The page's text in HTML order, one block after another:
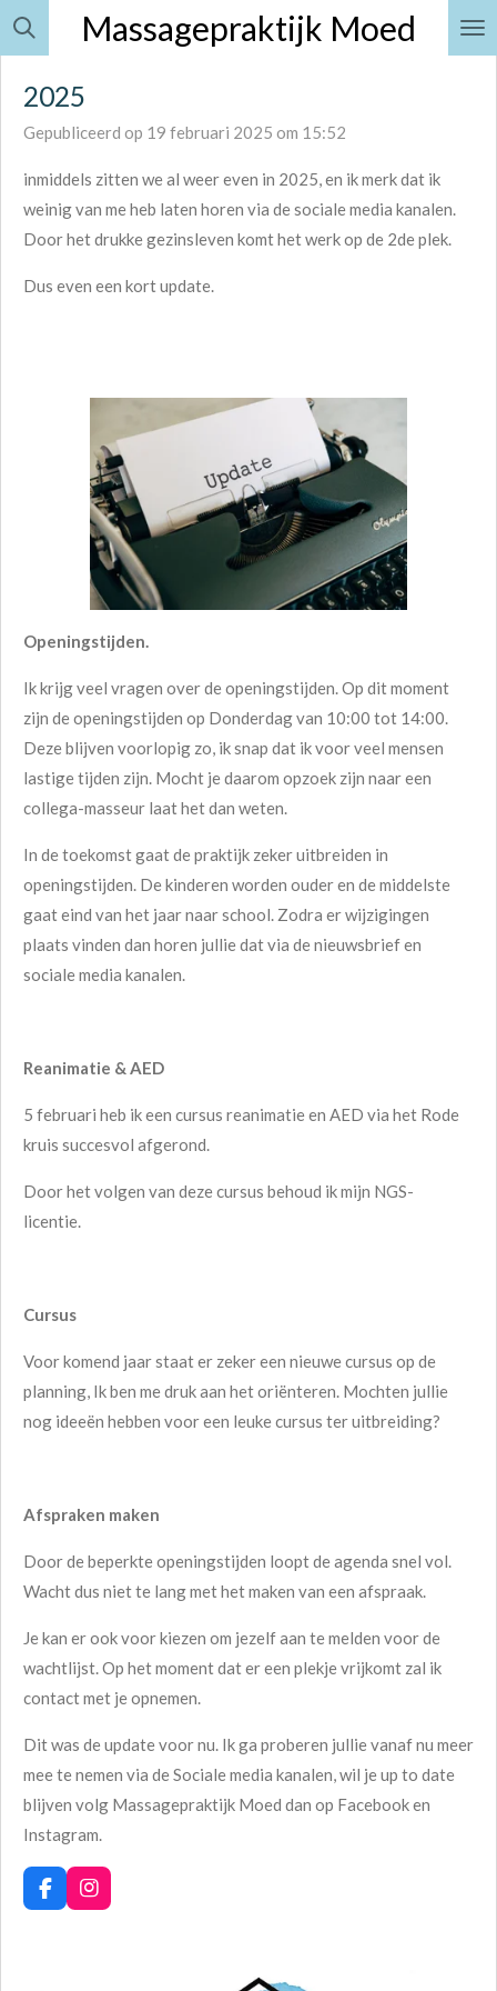
Ga
direct
naar
hoofdinhoud
Massagepraktijk Moed
2025
Gepubliceerd op 19 februari 2025 om 15:52
inmiddels zitten we al weer even in 2025, en ik merk dat ik
weinig van me heb laten horen via de sociale media kanalen.
Door het drukke gezinsleven komt het werk op de 2de plek.
Dus even een kort update.
Openingstijden.
Ik krijg veel vragen over de openingstijden. Op dit moment
zijn de openingstijden op Donderdag van 10:00 tot 14:00.
Deze blijven voorlopig zo, ik snap dat ik voor veel mensen
lastige tijden zijn. Mocht je daarom opzoek zijn naar een
collega-masseur laat het dan weten.
In de toekomst gaat de praktijk zeker uitbreiden in
openingstijden. De kinderen worden ouder en de middelste
gaat eind van het jaar naar school. Zodra er wijzigingen
plaats vinden dan horen jullie dat via de nieuwsbrief en
sociale media kanalen.
Reanimatie & AED
5 februari heb ik een cursus reanimatie en AED via het Rode
kruis succesvol afgerond.
Door het volgen van deze cursus behoud ik mijn NGS-
licentie.
Cursus
Voor komend jaar staat er zeker een nieuwe cursus op de
planning, Ik ben me druk aan het oriënteren. Mochten jullie
nog ideeën hebben voor een leuke cursus ter uitbreiding?
Afspraken maken
Door de beperkte openingstijden loopt de agenda snel vol.
Wacht dus niet te lang met het maken van een afspraak.
Je kan er ook voor kiezen om jezelf aan te melden voor de
wachtlijst. Op het moment dat er een plekje vrijkomt zal ik
contact met je opnemen.
Dit was de update voor nu. Ik ga proberen jullie vanaf nu meer
mee te nemen via de Sociale media kanalen, wil je up to date
blijven volg Massagepraktijk Moed dan op Facebook en
Instagram.
F
a
I
n